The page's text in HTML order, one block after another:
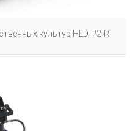
культур HLD-P2-R